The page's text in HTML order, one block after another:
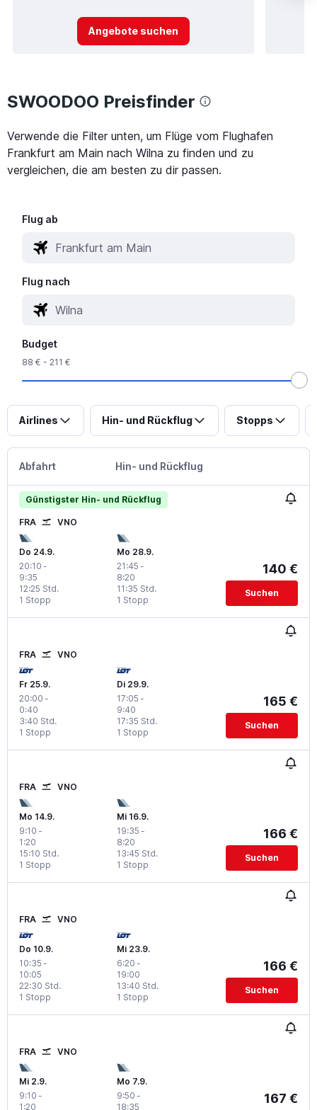
Angebote suchen
SWOODOO Preisfinder
Verwende die Filter unten, um Flüge vom Flughafen
Frankfurt am Main nach Wilna zu finden und zu
vergleichen, die am besten zu dir passen.
Flug ab
Flug nach
Budget
88 € - 211 €
Airlines Hin- und Rückflug Stopps
Abfahrt Hin- und Rückflug
Günstigster Hin- und Rückflug
FRA VNO
Do 24.9.
20:10 -
9:35
1 Stopp
12:25 Std.
Mo 28.9.
21:45 -
8:20
1 Stopp
11:35 Std.
140 €
Suchen
FRA VNO
Fr 25.9.
20:00 -
0:40
1 Stopp
3:40 Std.
Di 29.9.
17:05 -
9:40
1 Stopp
17:35 Std.
165 €
Suchen
FRA VNO
Mo 14.9.
9:10 -
1:20
1 Stopp
15:10 Std.
Mi 16.9.
19:35 -
8:20
1 Stopp
13:45 Std.
166 €
Suchen
FRA VNO
Do 10.9.
10:35 -
10:05
1 Stopp
22:30 Std.
Mi 23.9.
6:20 -
19:00
1 Stopp
13:40 Std.
166 €
Suchen
FRA VNO
Mi 2.9.
9:10 -
1:20
Mo 7.9.
9:50 -
18:35
167 €